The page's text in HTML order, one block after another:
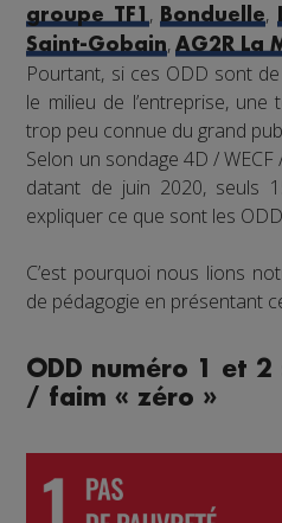
groupe TF1 , Bonduelle,
Saint-Gobain,AG2R La
Pourtant, si ces ODD sont
le milieu de l’entreprise,
trop peu connue du grand
Selon un sondage 4D /
datant de juin 2020, seuls
expliquer ce que sont les
C’est pourquoi nous lions
de pédagogie en présentant
ODD numéro 1 et
/ faim « zéro »